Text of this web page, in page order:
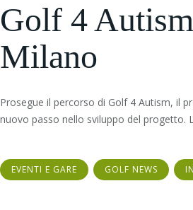
Golf 4
Milano
Prosegue il percorso di Golf 4 Autism, il
nuovo passo nello sviluppo del progetto.
EVENTI E GARE GOLF NEWS